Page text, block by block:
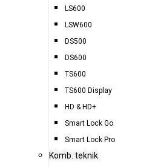
LS600
LSW600
DS500
DS600
TS600
TS600 Display
HD & HD+
Smart Lock Go
Smart Lock Pro
Komb. teknik